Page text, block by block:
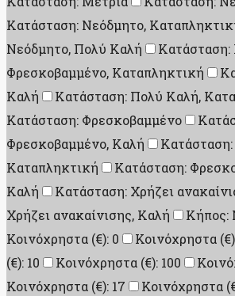
Κατάσταση: Νεόδμητο,
Νεόδμητο, Πολύ Καλή
Κατάσταση:
Φρεσκοβαμμένο, Καταπληκτική
Καλή
Κατάσταση: Πολύ Καλή,
Κατάσταση: Φρεσκοβαμμένο
Φρεσκοβαμμένο, Καλή
Καταπληκτική
Κατάσταση:
Καλή
Κατάσταση: Χρήζει
Χρήζει ανακαίνισης, Καλή
Κήπος:
Κοινόχρηστα (€): 0
Κοινόχρηστα
(€): 10
Κοινόχρηστα (€): 100
Κοινόχρηστα (€): 17
Κοινόχρηστα